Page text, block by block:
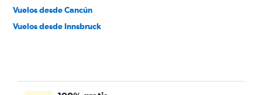
Vuelos desde Cancún
Vuelos desde Innsbruck